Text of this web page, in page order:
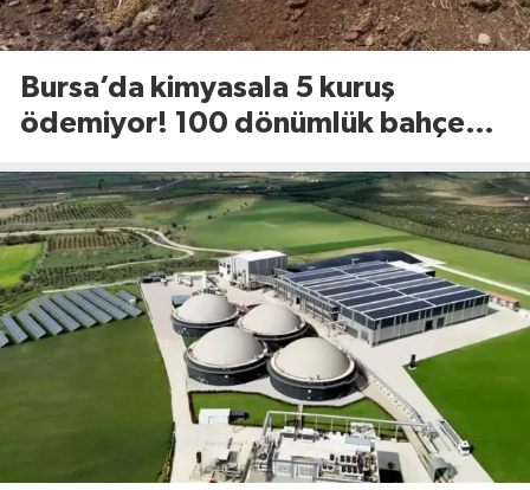
Bursa’da kimyasala 5 kuruş
ödemiyor! 100 dönümlük bahçede